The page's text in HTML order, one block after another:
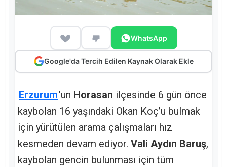
WhatsApp
Google'da Tercih Edilen Kaynak Olarak Ekle
Erzurum’un Horasan ilçesinde 6 gün önce
kaybolan 16 yaşındaki Okan Koç’u bulmak
için yürütülen arama çalışmaları hız
kesmeden devam ediyor. Vali Aydın Baruş,
kaybolan gencin bulunması için tüm